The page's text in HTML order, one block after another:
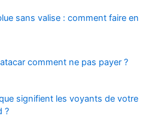
sans valise : comment faire en
comment ne pas payer ?
signifient les voyants de votre
?